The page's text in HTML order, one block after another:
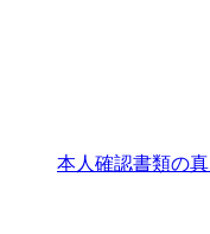
本人確認書類の